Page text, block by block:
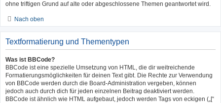
ohne triftigen Grund auf alte oder abgeschlossene Themen geantwortet wird.
Nach oben
Textformatierung und Thementypen
Was ist BBCode?
BBCode ist eine spezielle Umsetzung von HTML, die dir weitreichende
Formatierungsmöglichkeiten für deinen Text gibt. Die Rechte zur Verwendung
von BBCode werden durch die Board-Administration vergeben, können
jedoch auch durch dich für jeden einzelnen Beitrag deaktiviert werden.
BBCode ist ähnlich wie HTML aufgebaut, jedoch werden Tags von eckigen („[“